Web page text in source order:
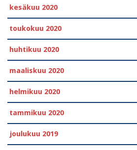
kesäkuu 2020
toukokuu 2020
huhtikuu 2020
maaliskuu 2020
helmikuu 2020
tammikuu 2020
joulukuu 2019